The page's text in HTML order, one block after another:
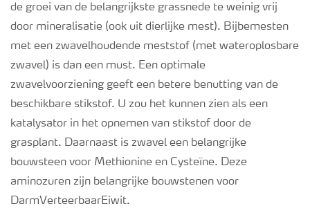
de groei van de belangrijkste grassnede te weinig vrij
door mineralisatie (ook uit dierlijke mest). Bijbemesten
met een zwavelhoudende meststof (met wateroplosbare
zwavel) is dan een must. Een optimale
zwavelvoorziening geeft een betere benutting van de
beschikbare stikstof. U zou het kunnen zien als een
katalysator in het opnemen van stikstof door de
grasplant. Daarnaast is zwavel een belangrijke
bouwsteen voor Methionine en Cysteïne. Deze
aminozuren zijn belangrijke bouwstenen voor
DarmVerteerbaarEiwit.